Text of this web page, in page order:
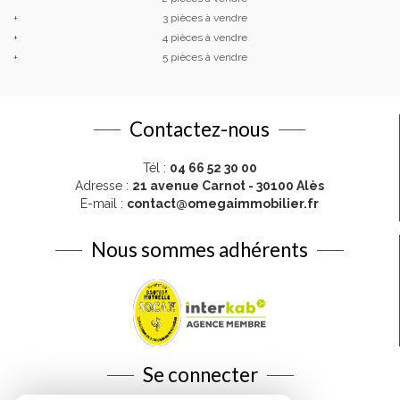
+
3 pièces à vendre
+
4 pièces à vendre
+
5 pièces à vendre
Contactez-nous
Tél : 04 66 52 30 00
Adresse : 21 avenue Carnot - 30100 Alès
E-mail : contact@omegaimmobilier.fr
Nous sommes adhérents
Se connecter